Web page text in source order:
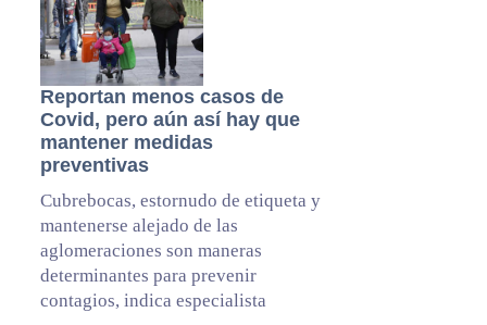
Reportan menos casos de
Covid, pero aún así hay que
mantener medidas
preventivas
Cubrebocas, estornudo de etiqueta y
mantenerse alejado de las
aglomeraciones son maneras
determinantes para prevenir
contagios, indica especialista